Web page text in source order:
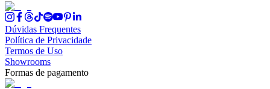
Dúvidas Frequentes
Política de Privacidade
Termos de Uso
Showrooms
Formas de pagamento